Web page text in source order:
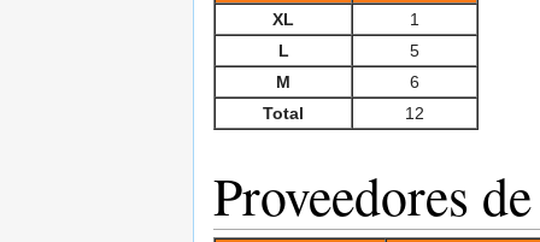
XL
1
L
5
M
6
Total
12
Proveedores